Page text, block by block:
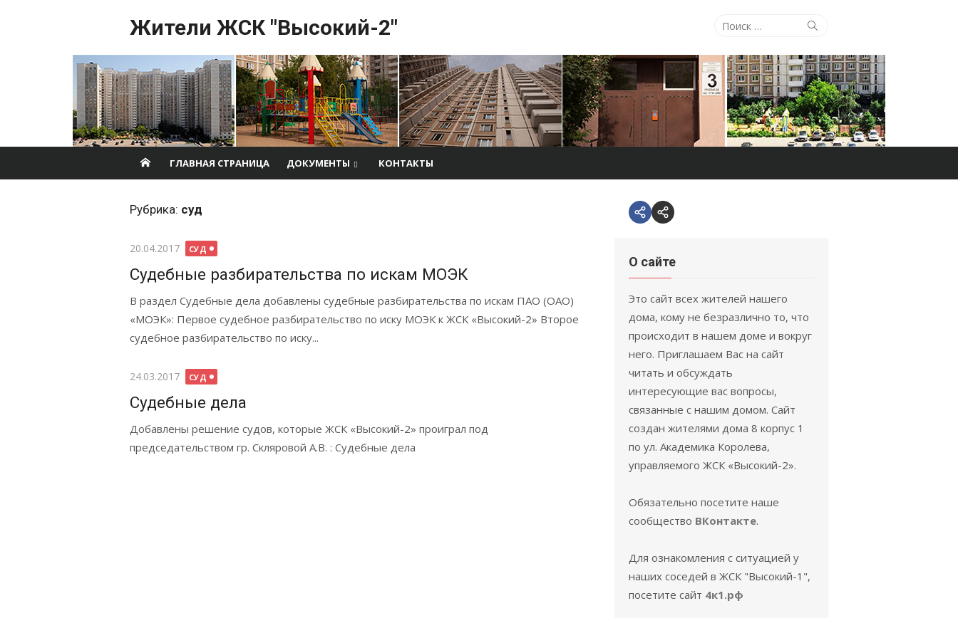
Жители ЖСК "Высокий-2"
Поиск
Поиск
ГЛАВНАЯ СТРАНИЦА ДОКУМЕНТЫ КОНТАКТЫ
Рубрика: суд
Опубликовано
20.04.2017 СУД
Судебные разбирательства по искам МОЭК
В раздел Судебные дела добавлены судебные разбирательства по искам ПАО (ОАО)
«МОЭК»: Первое судебное разбирательство по иску МОЭК к ЖСК «Высокий-2» Второе
судебное разбирательство по иску...
Опубликовано
24.03.2017 СУД
Судебные дела
Добавлены решение судов, которые ЖСК «Высокий-2» проиграл под
председательством гр. Скляровой А.В. : Судебные дела
VK.comEmail
О сайте
Это сайт всех жителей нашего
дома, кому не безразлично то, что
происходит в нашем доме и вокруг
него. Приглашаем Вас на сайт
читать и обсуждать
интересующие вас вопросы,
связанные с нашим домом. Сайт
создан жителями дома 8 корпус 1
по ул. Академика Королева,
управляемого ЖСК «Высокий-2».
Обязательно посетите наше
сообщество ВКонтакте.
Для ознакомления с ситуацией у
наших соседей в ЖСК "Высокий-1",
посетите сайт 4к1.рф